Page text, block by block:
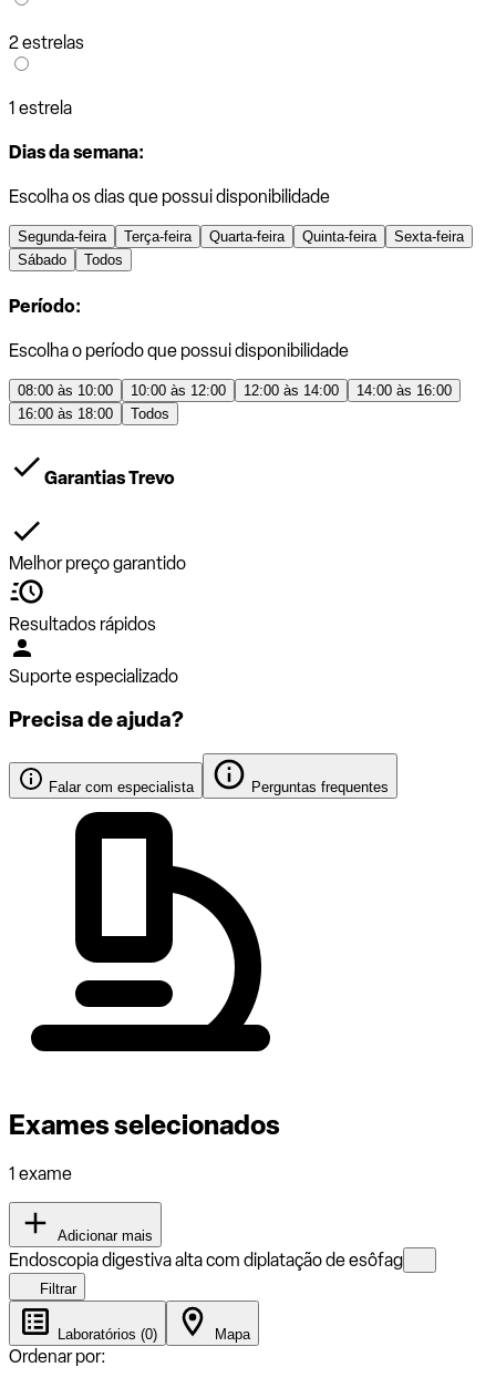
2 estrelas
1 estrela
Dias da semana:
Escolha os dias que possui disponibilidade
Segunda-feira Terça-feira Quarta-feira Quinta-feira
Sexta-feira
Sábado
Todos
Período:
Escolha o período que possui disponibilidade
08:00 às 10:00 10:00 às 12:00 12:00 às 14:00
14:00 às 16:00
16:00 às 18:00
Todos
Garantias Trevo
Melhor preço garantido
Resultados rápidos
Suporte especializado
Precisa de ajuda?
Falar com especialista Perguntas frequentes
Exames selecionados
1 exame
Adicionar mais
Endoscopia digestiva alta com diplatação de esôfag
Filtrar
Laboratórios (0) Mapa
Ordenar por: